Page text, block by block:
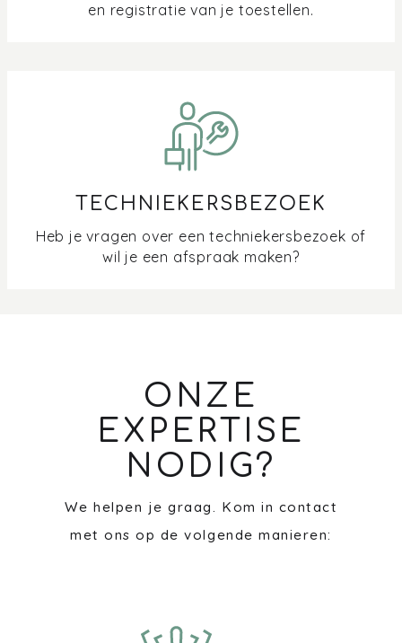
en registratie van je toestellen.
TECHNIEKERSBEZOEK
Heb je vragen over een techniekersbezoek of
wil je een afspraak maken?
ONZE
EXPERTISE
NODIG?
We helpen je graag. Kom in contact
met ons op de volgende manieren: